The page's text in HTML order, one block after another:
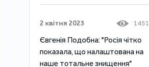
2 квітня 2023 1451
Євгенія Подобна: "Росія чітко
показала, що налаштована на
наше тотальне знищення"